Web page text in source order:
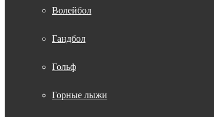
Волейбол
Гандбол
Гольф
Горные лыжи